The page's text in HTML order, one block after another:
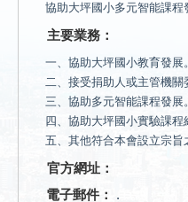
協助大坪國小多元智能課程
主要業務：
一、協助大坪國小教育發展。
二、接受捐助人或主管機關
三、協助多元智能課程發展。
四、協助大坪國小實驗課程
五、其他符合本會設立宗旨
官方網址：
電子郵件：
.